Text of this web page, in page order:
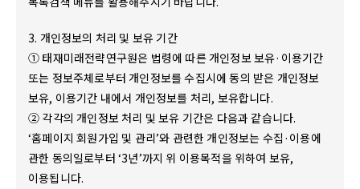
3. 개인정보의 처리 및 보유 기간
① 태재미래전략연구원은 법령에 따른 개인정보 보유·이용기간
또는 정보주체로부터 개인정보를 수집시에 동의 받은 개인정보
보유, 이용기간 내에서 개인정보를 처리, 보유합니다.
② 각각의 개인정보 처리 및 보유 기간은 다음과 같습니다.
‘홈페이지 회원가입 및 관리’와 관련한 개인정보는 수집·이용에
관한 동의일로부터 ‘3년’까지 위 이용목적을 위하여 보유,
이용됩니다.